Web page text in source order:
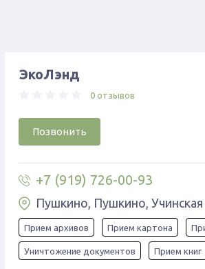
ЭкоЛэнд
0 отзывов
Позвонить
+7 (919) 726-00-93
Пушкино, Пушкино, Учинская
Прием архивов Прием картона
Уничтожение документов Прием книг